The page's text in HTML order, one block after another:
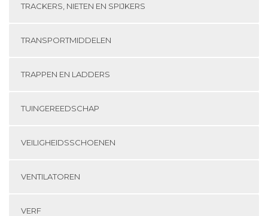
TRACKERS, NIETEN EN SPIJKERS
TRANSPORTMIDDELEN
TRAPPEN EN LADDERS
TUINGEREEDSCHAP
VEILIGHEIDSSCHOENEN
VENTILATOREN
VERF